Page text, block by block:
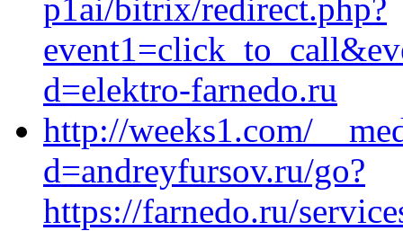
p1ai/bitrix/redirect.php?
d=elektro-farnedo.ru
http://weeks1.com/
d=andreyfursov.ru/go?
https://farnedo.ru/